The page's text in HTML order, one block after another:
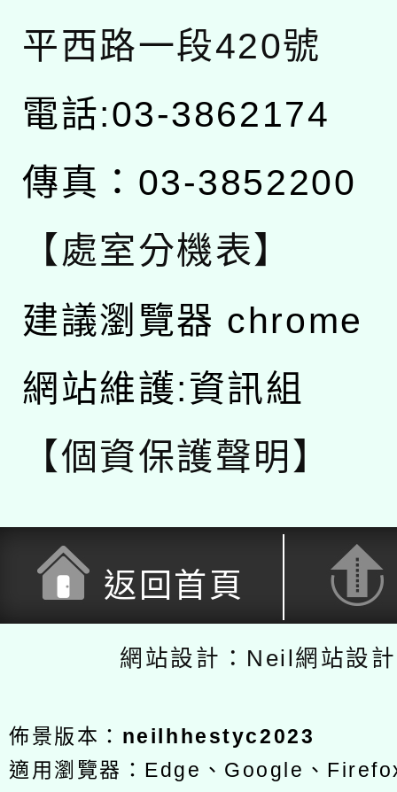
平西路一段420號
電話:03-3862174
傳真：03-3852200
【處室分機表】
建議瀏覽器 chrome
網站維護:資訊組
【個資保護聲明】
返回首頁
網站設計：Neil網站設
佈景版本： neilhhestyc2023
適用瀏覽器：Edge、Google、